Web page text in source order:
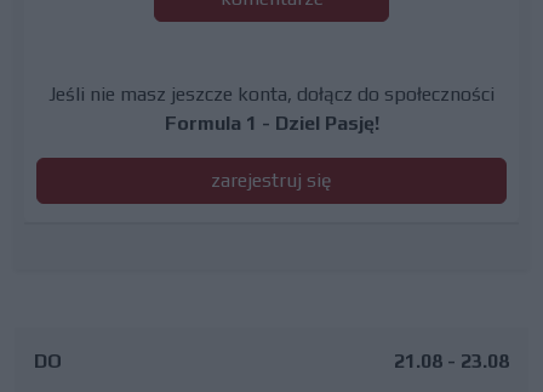
Jeśli nie masz jeszcze konta, dołącz do społeczności
Formula 1 - Dziel Pasję!
zarejestruj się
DO 21.08 - 23.08